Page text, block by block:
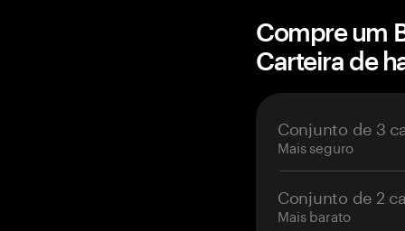
Compre um
Carteira de
Conjunto de 3
Mais seguro
Conjunto de 2
Mais barato